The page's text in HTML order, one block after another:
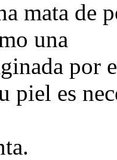
mata de
una
por
piel es